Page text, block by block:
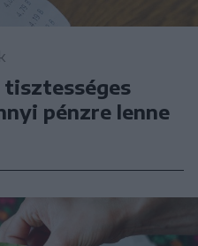
tisztességes
pénzre lenne